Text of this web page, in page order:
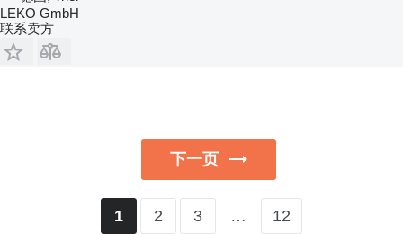
LEKO GmbH
联系卖方
下一页
1 2 3 … 12